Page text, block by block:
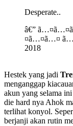
Desperate..
â€”
¤ã…¤ã…¤
2018
Hestek yang jadi
menganggap
akun yang selama
die hard nya Ahok
terlihat konyol.
berjanji akan rutin